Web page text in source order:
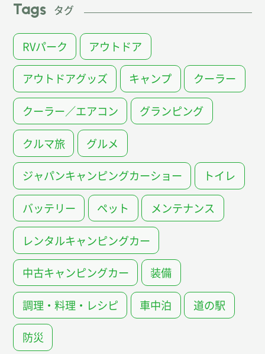
Tags タグ
RVパーク アウトドア
アウトドアグッズ キャンプ クーラー
クーラー／エアコン グランピング
クルマ旅 グルメ
ジャパンキャンピングカーショー トイレ
バッテリー ペット メンテナンス
レンタルキャンピングカー
中古キャンピングカー 装備
調理・料理・レシピ 車中泊 道の駅
防災